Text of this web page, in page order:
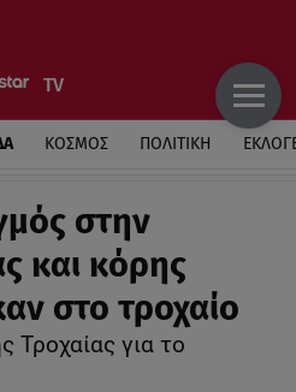
ΚΟΣΜΟΣ ΠΟΛΙΤΙΚΗ
στην
και κόρης
στο τροχαίο
Τροχαίας για το